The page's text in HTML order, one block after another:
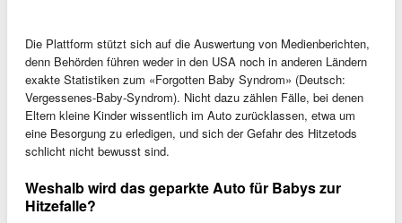
Die Plattform stützt sich auf die Auswertung von Medienberichten,
denn Behörden führen weder in den USA noch in anderen Ländern
exakte Statistiken zum «Forgotten Baby Syndrom» (Deutsch:
Vergessenes-Baby-Syndrom). Nicht dazu zählen Fälle, bei denen
Eltern kleine Kinder wissentlich im Auto zurücklassen, etwa um
eine Besorgung zu erledigen, und sich der Gefahr des Hitzetods
schlicht nicht bewusst sind.
Weshalb wird das geparkte Auto für Babys zur
Hitzefalle?